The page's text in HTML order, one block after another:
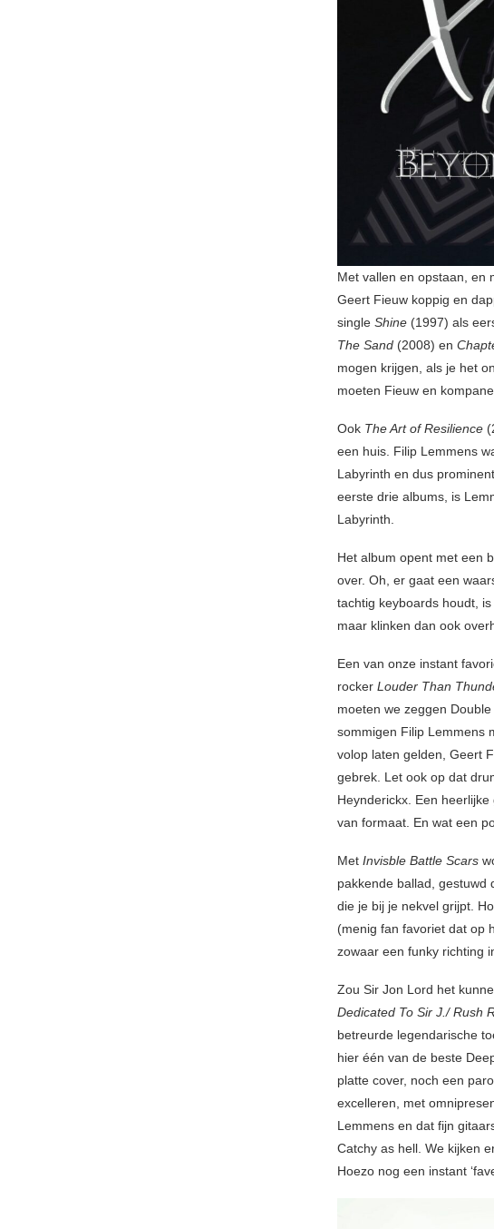
Met vallen en opstaan, en
Geert Fieuw koppig en
single Shine (1997) als
The Sand (2008) en
mogen krijgen, als je het
moeten Fieuw en
Ook The Art of Resilience
een huis. Filip Lemmens
Labyrinth en dus
eerste drie albums, is
Labyrinth.
Het album opent met een
over. Oh, er gaat een
tachtig keyboards houdt,
maar klinken dan ook
Een van onze instant
rocker Louder Than
moeten we zeggen
sommigen Filip Lemmens
volop laten gelden, Geert
gebrek. Let ook op dat
Heynderickx. Een
van formaat. En wat een
Met Invisble Battle Scars
pakkende ballad, gestuwd
die je bij je nekvel grijpt.
(menig fan favoriet dat op
zowaar een funky richting
Zou Sir Jon Lord het
Dedicated To Sir J./ Rush
betreurde legendarische
hier één van de beste
platte cover, noch een
excelleren, met
Lemmens en dat fijn
Catchy as hell. We kijken
Hoezo nog een instant